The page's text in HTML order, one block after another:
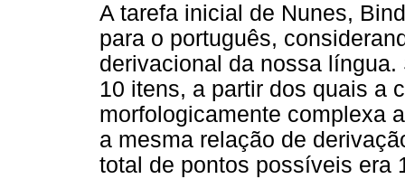
A tarefa inicial de Nunes,
para o português,
derivacional da nossa
10 itens, a partir dos quais a
morfologicamente complexa
a mesma relação de
total de pontos possíveis era